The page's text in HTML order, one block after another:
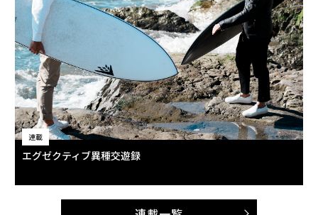
連載
エグゼクティブ異種交遊録